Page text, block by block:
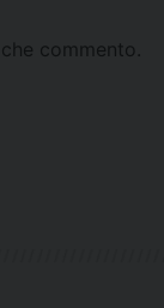
commento.